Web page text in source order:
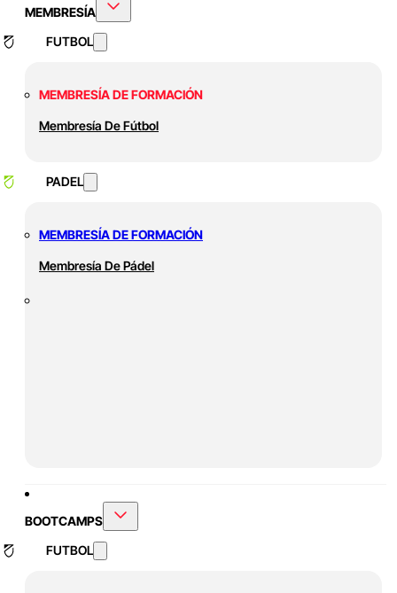
MEMBRESÍA
FUTBOL
MEMBRESÍA DE FORMACIÓN
Membresía De Fútbol
PADEL
MEMBRESÍA DE FORMACIÓN
Membresía De Pádel
BOOTCAMPS
FUTBOL